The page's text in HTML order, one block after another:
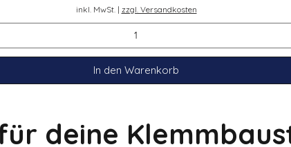
inkl. MwSt. | zzgl. Versandkosten
In den Warenkorb
deine